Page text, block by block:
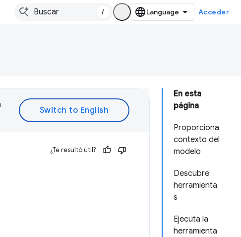
/ Acceder
En esta
página
Proporciona
contexto del
modelo
Descubre
herramienta
s
Ejecuta la
herramienta
¿Te resultó útil?